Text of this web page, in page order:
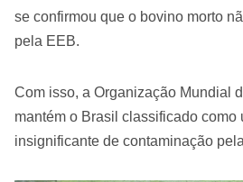
se confirmou que o bovino morto
pela EEB.
Com isso, a Organização Mundial
mantém o Brasil classificado como
insignificante de contaminação